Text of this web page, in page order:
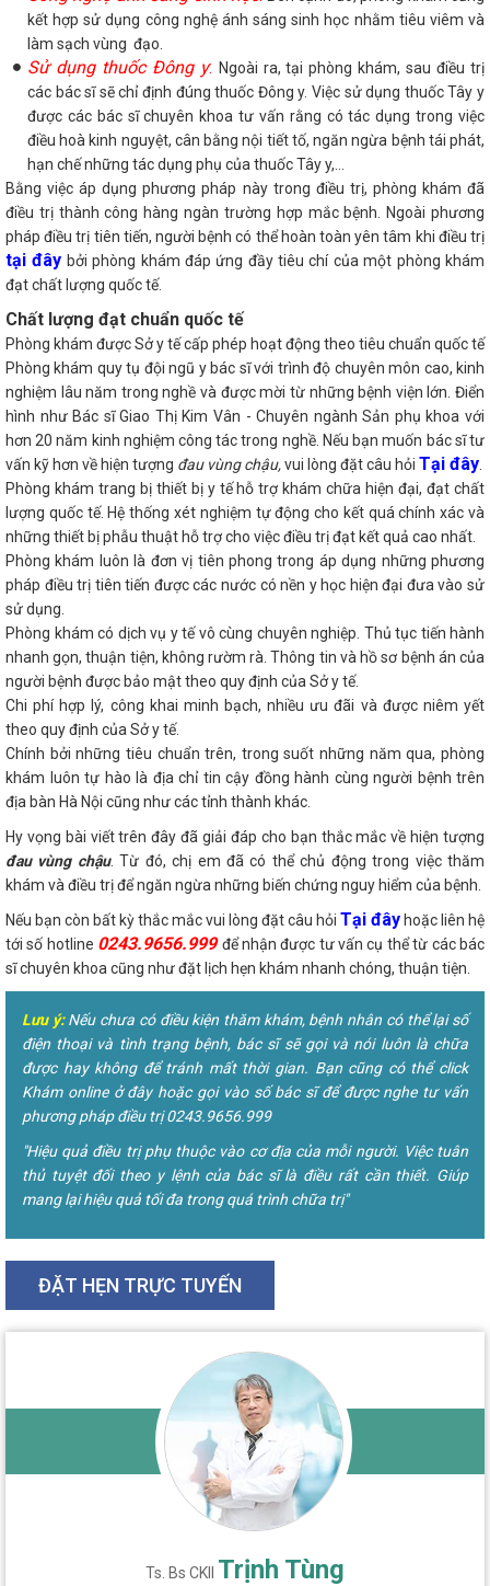
kết hợp sử dụng công nghệ ánh sáng sinh học nhằm tiêu viêm và
làm sạch vùng đạo.
Sử dụng thuốc Đông y: Ngoài ra, tại phòng khám, sau điều trị
các bác sĩ sẽ chỉ định đúng thuốc Đông y. Việc sử dụng thuốc Tây y
được các bác sĩ chuyên khoa tư vấn rằng có tác dụng trong việc
điều hoà kinh nguyệt, cân bằng nội tiết tố, ngăn ngừa bệnh tái phát,
hạn chế những tác dụng phụ của thuốc Tây y,...
Bằng việc áp dụng phương pháp này trong điều trị, phòng khám đã
điều trị thành công hàng ngàn trường hợp mắc bệnh. Ngoài phương
pháp điều trị tiên tiến, người bệnh có thể hoàn toàn yên tâm khi điều trị
tại đây bởi phòng khám đáp ứng đầy tiêu chí của một phòng khám
đạt chất lượng quốc tế.
Chất lượng đạt chuẩn quốc tế
Phòng khám được Sở y tế cấp phép hoạt động theo tiêu chuẩn quốc tế
Phòng khám quy tụ đội ngũ y bác sĩ với trình độ chuyên môn cao, kinh
nghiệm lâu năm trong nghề và được mời từ những bệnh viện lớn. Điển
hình như Bác sĩ Giao Thị Kim Vân - Chuyên ngành Sản phụ khoa với
hơn 20 năm kinh nghiệm công tác trong nghề. Nếu bạn muốn bác sĩ tư
vấn kỹ hơn về hiện tượng đau vùng chậu,vui lòng đặt câu hỏi Tại đây
Phòng khám trang bị thiết bị y tế hỗ trợ khám chữa hiện đại, đạt chất
lượng quốc tế. Hệ thống xét nghiệm tự động cho kết quá chính xác và
những thiết bị phẫu thuật hỗ trợ cho việc điều trị đạt kết quả cao nhất.
Phòng khám luôn là đơn vị tiên phong trong áp dụng những phương
pháp điều trị tiên tiến được các nước có nền y học hiện đại đưa vào sử
sử dụng.
Phòng khám có dịch vụ y tế vô cùng chuyên nghiệp. Thủ tục tiến hành
nhanh gọn, thuận tiện, không rườm rà. Thông tin và hồ sơ bệnh án của
người bệnh được bảo mật theo quy định của Sở y tế.
Chi phí hợp lý, công khai minh bạch, nhiều ưu đãi và được niêm yết
theo quy định của Sở y tế.
Chính bởi những tiêu chuẩn trên, trong suốt những năm qua, phòng
khám luôn tự hào là địa chỉ tin cậy đồng hành cùng người bệnh trên
địa bàn Hà Nội cũng như các tỉnh thành khác.
Hy vọng bài viết trên đây đã giải đáp cho bạn thắc mắc về hiện tượng
đau vùng chậu. Từ đó, chị em đã có thể chủ động trong việc thăm
khám và điều trị để ngăn ngừa những biến chứng nguy hiểm của bệnh.
Nếu bạn còn bất kỳ thắc mắc vui lòng đặt câu hỏi Tại đây hoặc liên hệ
tới số hotline 0243.9656.999để nhận được tư vấn cụ thể từ các bác
sĩ chuyên khoa cũng như đặt lịch hẹn khám nhanh chóng, thuận tiện.
Lưu ý:Nếu chưa có điều kiện thăm khám, bệnh nhân có thể lại số
điện thoại và tình trạng bệnh, bác sĩ sẽ gọi và nói luôn là chữa
được hay không để tránh mất thời gian. Bạn cũng có thể click
Khám online ở đây hoặc gọi vào số bác sĩ để được nghe tư vấn
phương pháp điều trị 0243.9656.999
"Hiệu quả điều trị phụ thuộc vào cơ địa của mỗi người. Việc tuân
thủ tuyệt đối theo y lệnh của bác sĩ là điều rất cần thiết. Giúp
mang lại hiệu quả tối đa trong quá trình chữa trị"
ĐẶT HẸN TRỰC TUYẾN
Ts. Bs CKII Trịnh Tùng